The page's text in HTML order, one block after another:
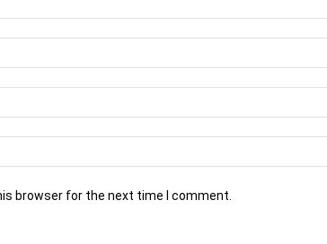
browser for the next time I comment.